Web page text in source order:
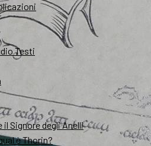
Testi
il Signore degli Anelli
è Thorin?